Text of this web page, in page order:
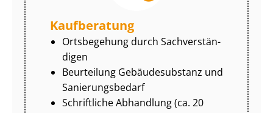
Kaufberatung
Ortsbegehung durch Sach­ver­stän­
di­gen
Beurteilung Gebäudesubstanz und
Sa­nie­rungs­be­darf
Schriftliche Abhandlung (ca. 20